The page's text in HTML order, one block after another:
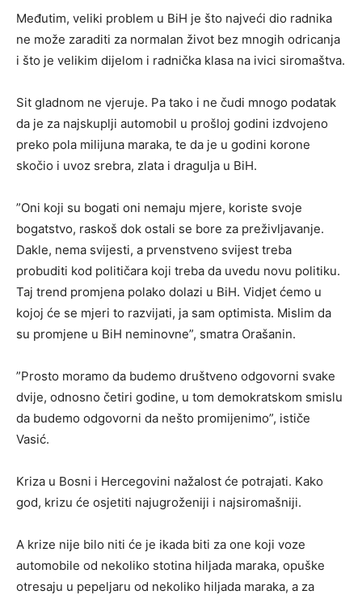
Međutim, veliki problem u BiH je što najveći dio radnika
ne može zaraditi za normalan život bez mnogih odricanja
i što je velikim dijelom i radnička klasa na ivici siromaštva.
Sit gladnom ne vjeruje. Pa tako i ne čudi mnogo podatak
da je za najskuplji automobil u prošloj godini izdvojeno
preko pola milijuna maraka, te da je u godini korone
skočio i uvoz srebra, zlata i dragulja u BiH.
”Oni koji su bogati oni nemaju mjere, koriste svoje
bogatstvo, raskoš dok ostali se bore za preživljavanje.
Dakle, nema svijesti, a prvenstveno svijest treba
probuditi kod političara koji treba da uvedu novu politiku.
Taj trend promjena polako dolazi u BiH. Vidjet ćemo u
kojoj će se mjeri to razvijati, ja sam optimista. Mislim da
su promjene u BiH neminovne”, smatra Orašanin.
”Prosto moramo da budemo društveno odgovorni svake
dvije, odnosno četiri godine, u tom demokratskom smislu
da budemo odgovorni da nešto promijenimo”, ističe
Vasić.
Kriza u Bosni i Hercegovini nažalost će potrajati. Kako
god, krizu će osjetiti najugroženiji i najsiromašniji.
A krize nije bilo niti će je ikada biti za one koji voze
automobile od nekoliko stotina hiljada maraka, opuške
otresaju u pepeljaru od nekoliko hiljada maraka, a za